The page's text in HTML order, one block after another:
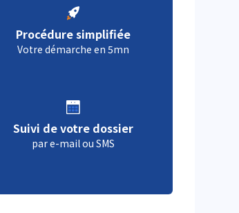
Procédure simplifiée
Votre démarche en 5mn
Suivi de votre dossier
par e-mail ou SMS